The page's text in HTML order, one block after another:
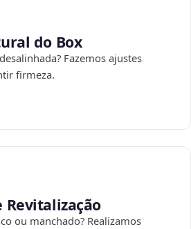
do Box
Fazemos ajustes
firmeza.
Revitalização
ou manchado? Realizamos